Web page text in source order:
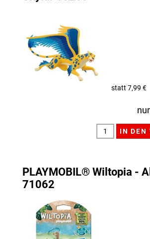
statt 7,99 €
nur
PLAYMOBIL® Wiltopia -
71062